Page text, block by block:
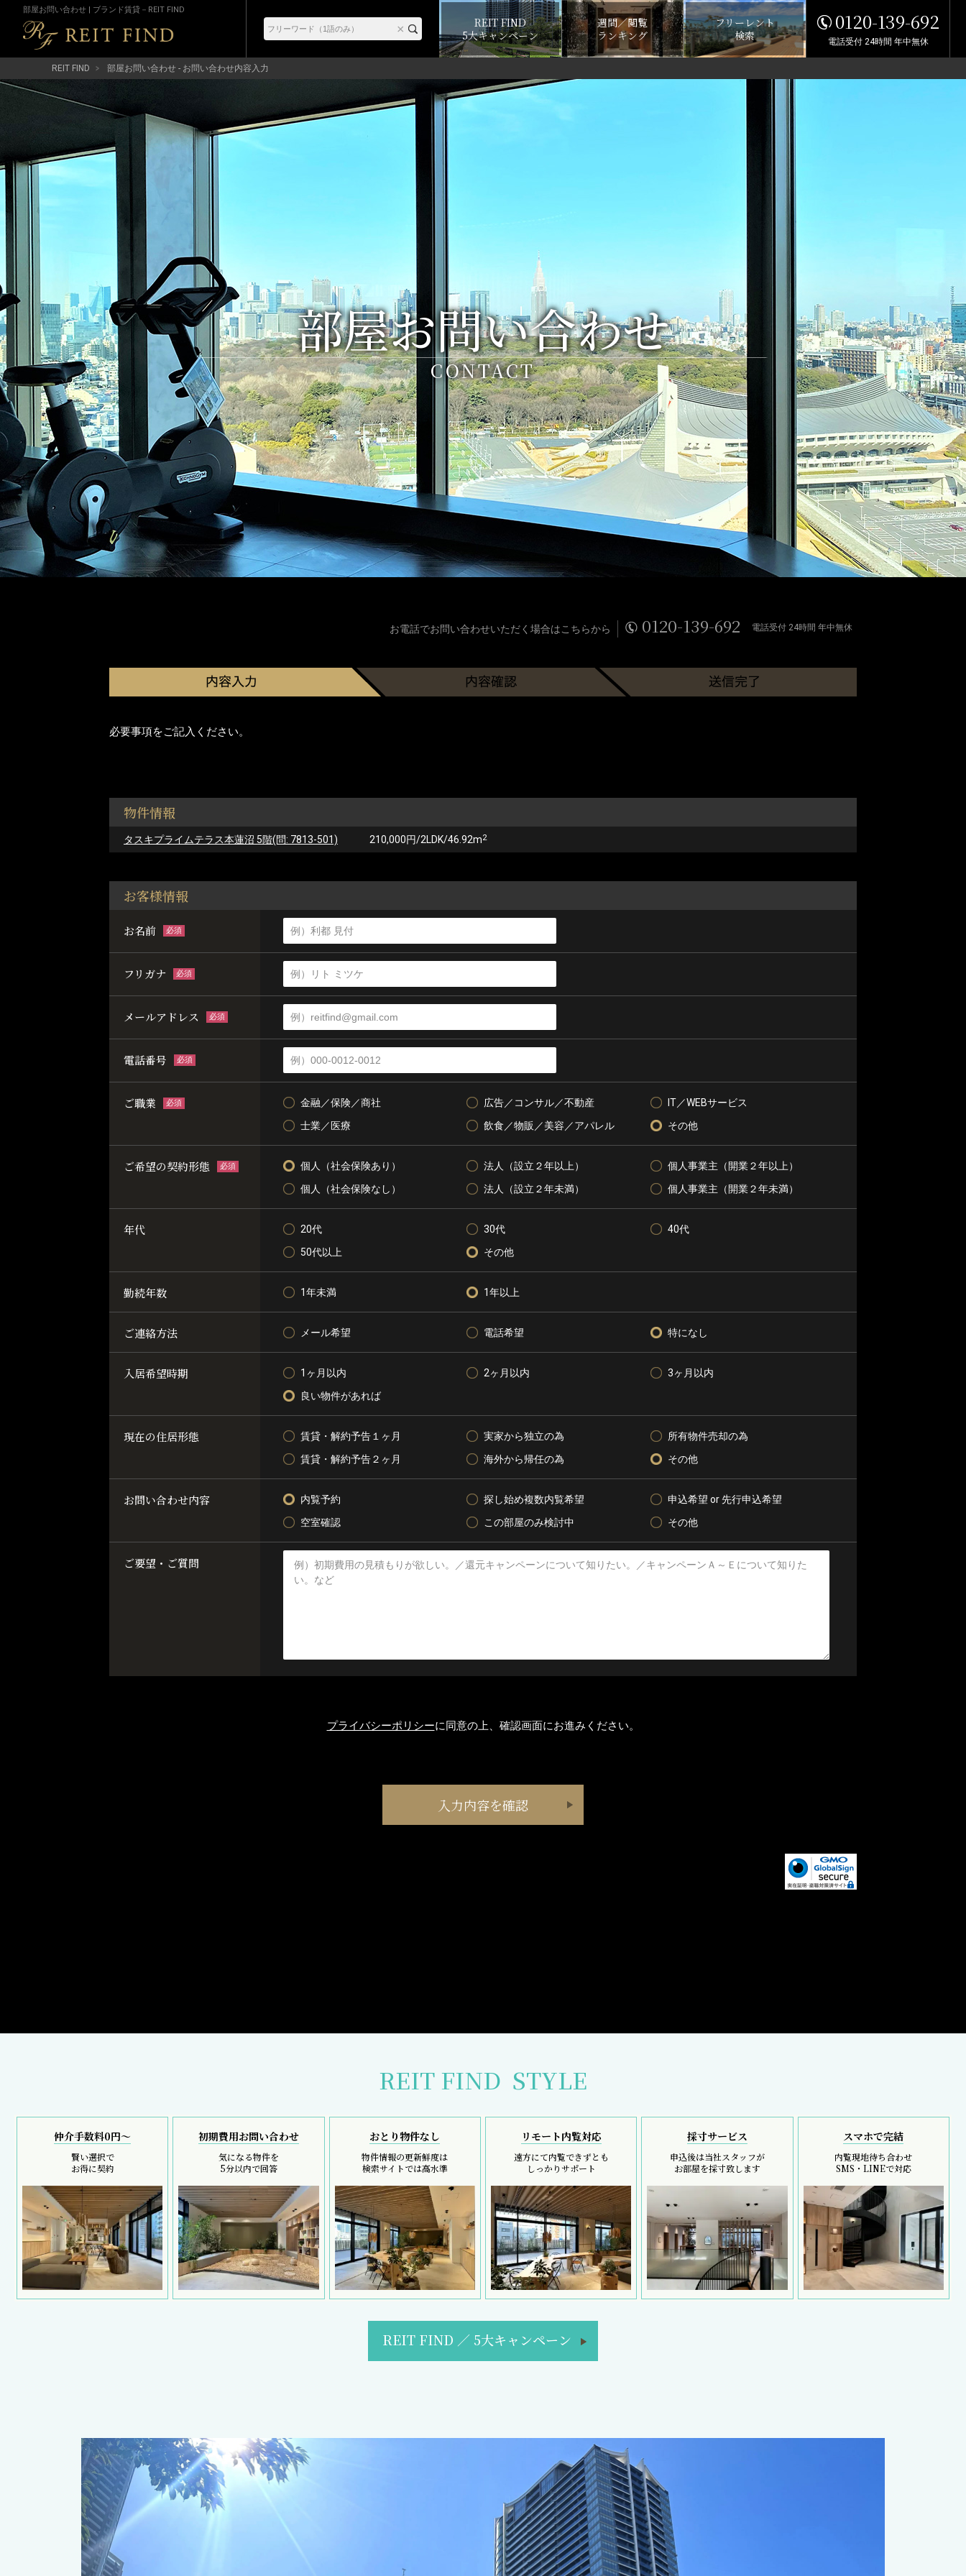
部屋お問い合わせ | ブランド賃貸－REIT FIND
REIT FIND
5大キャンペーン
週間／閲覧
ランキング
フリーレント
検索
0120-139-692
電話受付 24時間 年中無休
REIT FIND 部屋お問い合わせ - お問い合わせ内容入力
部屋お問い合わせ
CONTACT
お電話でお問い合わせいただく場合はこちらから 0120-139-692 電話受付 24時間 年中無休
必要事項をご記入ください。
物件情報
タスキプライムテラス本蓮沼 5階(問: 7813-501) 210,000円/2LDK/46.92m2
お客様情報
お名前 必須
フリガナ 必須
メールアドレス 必須
電話番号 必須
ご職業 必須 金融／保険／商社 広告／コンサル／不動産
IT／WEBサービス
士業／医療
飲食／物販／美容／アパレル その他
ご希望の契約形態 必須 個人（社会保険あり） 法人（設立２年以上）
個人事業主（開業２年以上）
個人（社会保険なし）
法人（設立２年未満） 個人事業主（開業２年未満）
年代 20代 30代
40代
50代以上
その他
勤続年数 1年未満 1年以上
ご連絡方法 メール希望 電話希望 特になし
入居希望時期 1ヶ月以内 2ヶ月以内
3ヶ月以内
良い物件があれば
現在の住居形態 賃貸・解約予告１ヶ月 実家から独立の為
所有物件売却の為
賃貸・解約予告２ヶ月
海外から帰任の為 その他
お問い合わせ内容 内覧予約 探し始め複数内覧希望
申込希望 or 先行申込希望
空室確認
この部屋のみ検討中 その他
ご要望・ご質問
プライバシーポリシーに同意の上、確認画面にお進みください。
REIT FIND STYLE
仲介手数料0円～
賢い選択で
お得に契約
初期費用お問い合わせ
気になる物件を
5分以内で回答
おとり物件なし
物件情報の更新鮮度は
検索サイトでは高水準
リモート内覧対応
遠方にて内覧できずとも
しっかりサポート
採寸サービス
申込後は当社スタッフが
お部屋を採寸致します
スマホで完結
内覧現地待ち合わせ
SMS・LINEで対応
REIT FIND ／ 5大キャンペーン